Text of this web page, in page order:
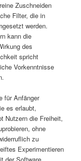
Zuschneiden
Filter, die in
werden.
kann die
des
spricht
Vorkenntnisse
für Anfänger
es erlaubt,
Nutzern die Freiheit,
ohne
zu
Experimentieren